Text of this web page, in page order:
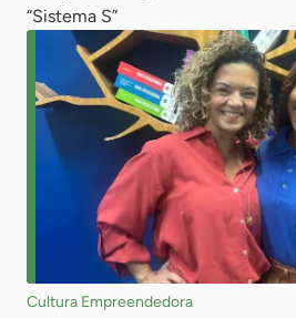
“Sistema S”
Cultura Empreendedora